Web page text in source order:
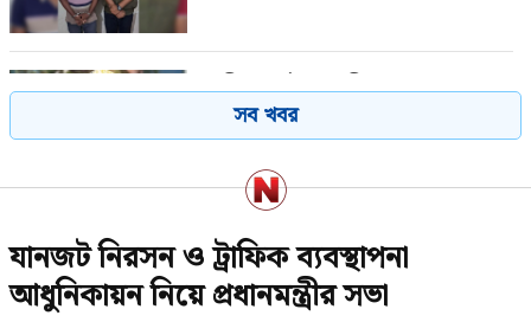
গাজীপুরে পৌর আ.লীগের সাবেক
সভাপতি গ্রেপ্তার
২৩তম রাষ্ট্রপতি নিয়ে আলোচনায় যেসব
নাম
সব খবর
যানজট নিরসন ও ট্রাফিক ব্যবস্থাপনা
আধুনিকায়ন নিয়ে প্রধানমন্ত্রীর সভা